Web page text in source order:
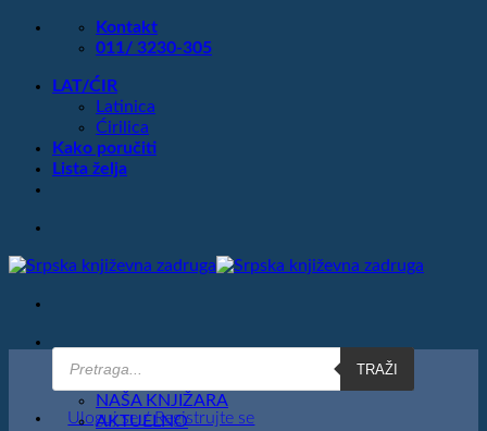
Preskoči
Kontakt
011/ 3230-305
LAT/ĆIR
Latinica
Ćirilica
Kako poručiti
Lista želja
Products
search
TRAŽI
Uloguj se / Registrujte se
POČETNA
NAŠA KNJIŽARA
AKTUELNO